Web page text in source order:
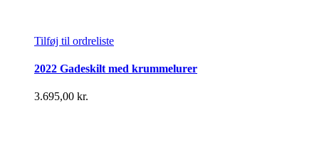
Tilføj til ordreliste
2022 Gadeskilt med krummelurer
3.695,00 kr.